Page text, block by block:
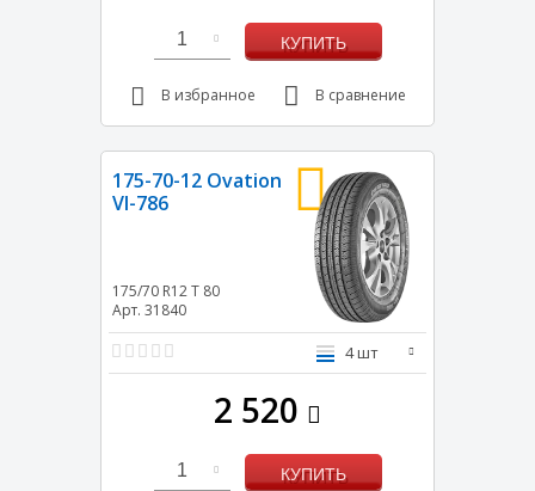
1 КУПИТЬ
В избранное В сравнение
175-70-12 Ovation
VI-786
175/70 R12T 80
Арт. 31840
4 шт
2 520
1 КУПИТЬ